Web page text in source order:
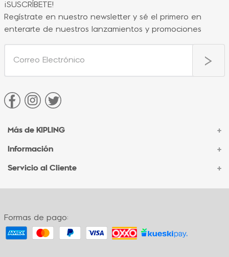
¡SUSCRÍBETE!
Regístrate en nuestro newsletter y sé el primero en
enterarte de nuestros lanzamientos y promociones
Más de KIPLING +
Acerca de Kipling
Sucursales
Información +
Contacto Corporativo
Formas de pago
Servicio al Cliente +
Contacto
Políticas de cambio
Términos y condiciones
Formas de pago: